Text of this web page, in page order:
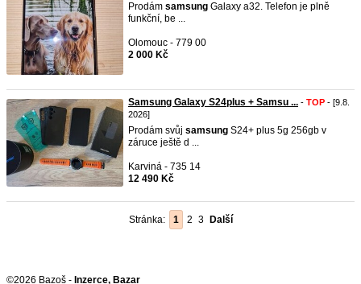
Prodám samsung Galaxy a32. Telefon je plně
funkční, be ...
Olomouc - 779 00
2 000 Kč
Samsung Galaxy S24plus + Samsu ... - TOP - [9.8.
2026]
Prodám svůj samsung S24+ plus 5g 256gb v
záruce ještě d ...
Karviná - 735 14
12 490 Kč
Stránka: 1 2 3 Další
©2026 Bazoš - Inzerce, Bazar